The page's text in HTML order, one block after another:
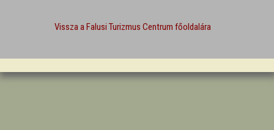
Vissza a Falusi Turizmus Centrum főoldalára